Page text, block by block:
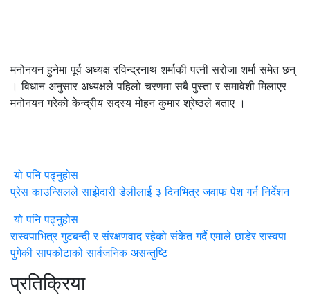
मनोनयन हुनेमा पूर्व अध्यक्ष रविन्द्रनाथ शर्माकी पत्नी सरोजा शर्मा समेत छन्
। विधान अनुसार अध्यक्षले पहिलो चरणमा सबै पुस्ता र समावेशी मिलाएर
मनोनयन गरेको केन्द्रीय सदस्य मोहन कुमार श्रेष्ठले बताए ।
यो पनि पढ्नुहोस
प्रेस काउन्सिलले साझेदारी डेलीलाई ३ दिनभित्र जवाफ पेश गर्न निर्देशन
यो पनि पढ्नुहोस
रास्वपाभित्र गुटबन्दी र संरक्षणवाद रहेको संकेत गर्दै एमाले छाडेर रास्वपा
पुगेकी सापकोटाको सार्वजनिक असन्तुष्टि
प्रतिक्रिया